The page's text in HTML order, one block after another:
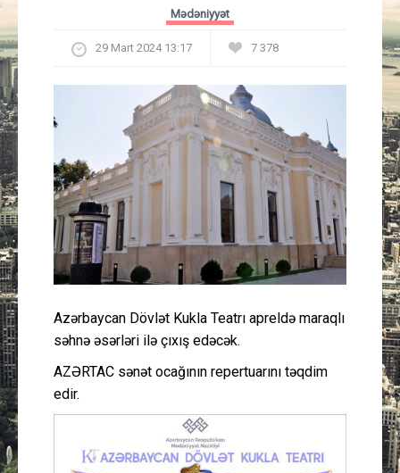
Güney Azərbaycan
Mədəniyyət
Müsahibə
İdman
Layihə
Gündəm
Əlaqə
Mədəniyyət
29 Mart 2024 13:17 7 378
Azərbaycan Dövlət Kukla Teatrı apreldə maraqlı
səhnə əsərləri ilə çıxış edəcək.
AZƏRTAC sənət ocağının repertuarını təqdim
edir.